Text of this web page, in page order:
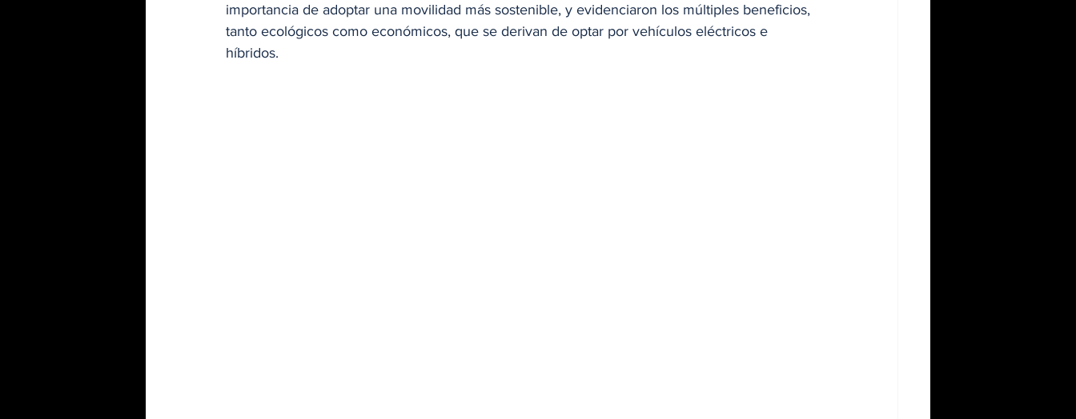
importancia de adoptar una movilidad más sostenible, y evidenciaron los múltiples beneficios,
tanto ecológicos como económicos, que se derivan de optar por vehículos eléctricos e
híbridos.